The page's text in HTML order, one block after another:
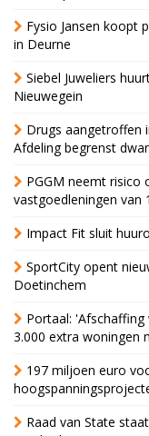
Fysio Jansen koopt
in Deurne
Siebel Juweliers
Nieuwegein
Drugs aangetroffen
Afdeling begrenst
PGGM neemt risico
vastgoedleningen van
Impact Fit sluit
SportCity opent
Doetinchem
Portaal:
3.000 extra woningen
197 miljoen euro
Raad van State